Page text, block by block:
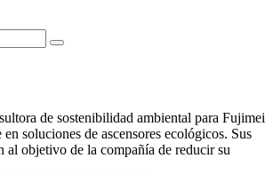
de sostenibilidad ambiental para Fujimei
soluciones de ascensores ecológicos. Sus
al objetivo de la compañía de reducir su